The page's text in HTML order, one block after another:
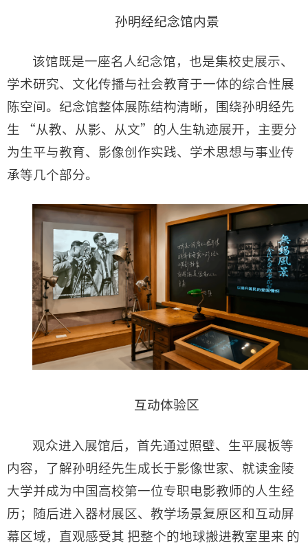
孙明经纪念馆内景
该馆既是一座名人纪念馆，也是集校史展示、
学术研究、文化传播与社会教育于一体的综合性展
陈空间。纪念馆整体展陈结构清晰，围绕孙明经先
生 “从教、从影、从文”的人生轨迹展开，主要分
为生平与教育、影像创作实践、学术思想与事业传
承等几个部分。
互动体验区
观众进入展馆后，首先通过照壁、生平展板等
内容，了解孙明经先生成长于影像世家、就读金陵
大学并成为中国高校第一位专职电影教师的人生经
历；随后进入器材展区、教学场景复原区和互动屏
幕区域，直观感受其 把整个的地球搬进教室里来 的